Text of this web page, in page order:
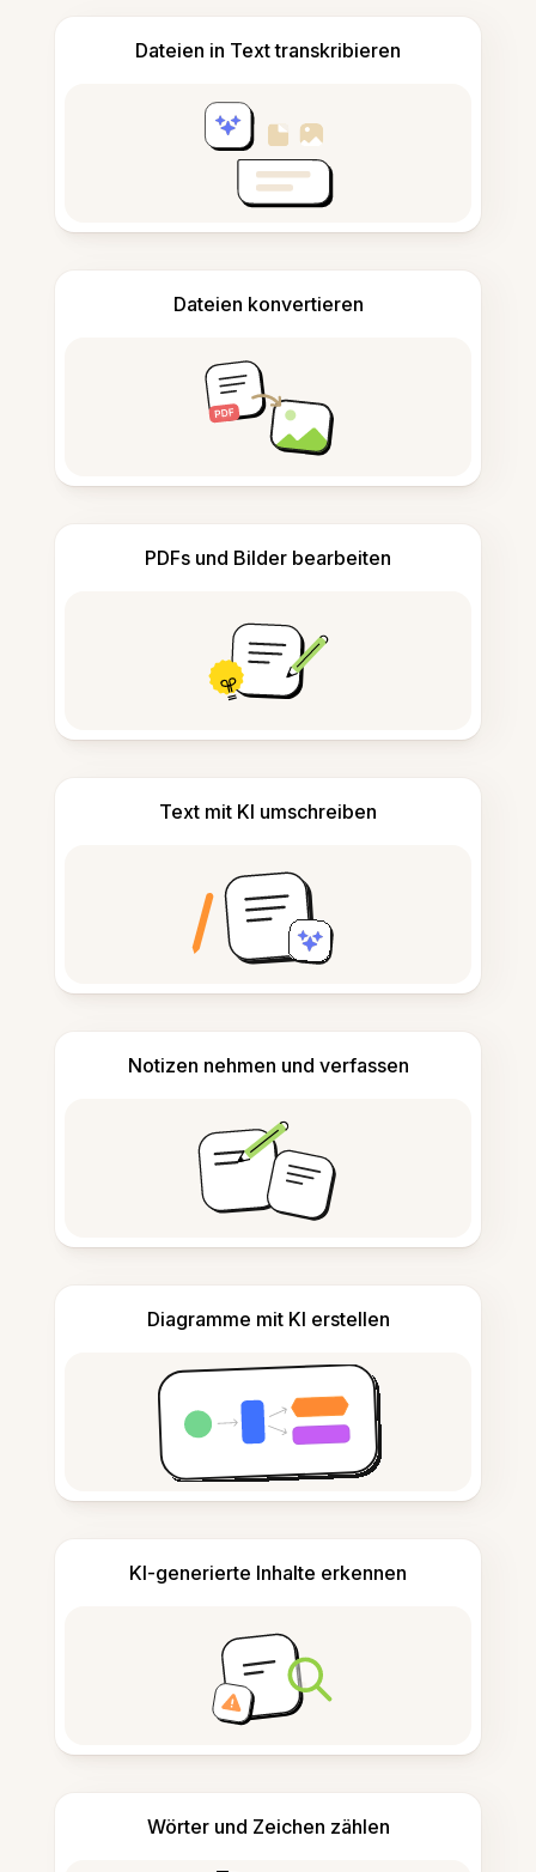
Dateien in Text transkribieren
Dateien konvertieren
PDFs und Bilder bearbeiten
Text mit KI umschreiben
Notizen nehmen und verfassen
Diagramme mit KI erstellen
KI-generierte Inhalte erkennen
Wörter und Zeichen zählen